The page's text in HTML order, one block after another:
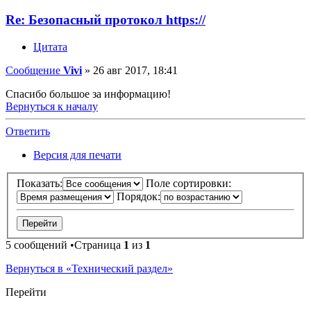
Re: Безопасный протокол https://
Цитата
Сообщение Vivi » 26 авг 2017, 18:41
Спасибо большое за информацию!
Вернуться к началу
Ответить
Версия для печати
Показать:
Поле сортировки:
Порядок:
5 сообщений •Страница 1 из 1
Вернуться в «Технический раздел»
Перейти